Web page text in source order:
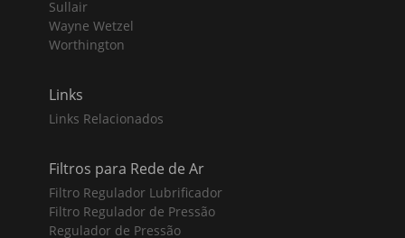
Sullair
Wayne Wetzel
Worthington
Links
Links Relacionados
Filtros para Rede de Ar
Filtro Regulador Lubrificador
Filtro Regulador de Pressão
Regulador de Pressão